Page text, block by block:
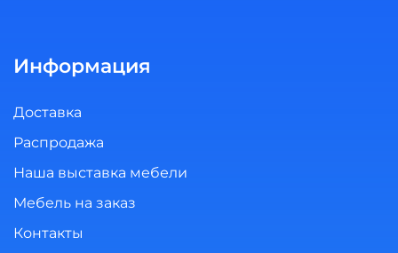
Информация
Доставка
Распродажа
Наша выставка мебели
Мебель на заказ
Контакты